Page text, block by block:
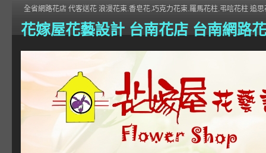
花嫁屋花藝設計 台南花店 台南網路
全省網路花店 代客送花 浪漫花束.香皂花.巧克力花束.羅馬花柱.弔唁花柱 追